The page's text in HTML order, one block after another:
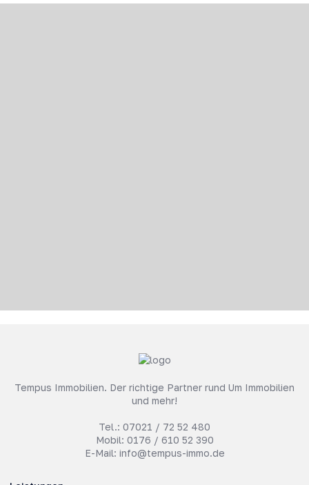
Tempus Immobilien. Der richtige Partner rund Um Immobilien
und mehr!
Tel.: 07021 / 72 52 480
Mobil: 0176 / 610 52 390
E-Mail: info@tempus-immo.de